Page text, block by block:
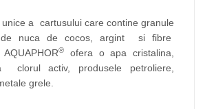
a cartusului care contine granule
nuca de cocos, argint si fibre
AQUAPHOR®
ofera o apa cristalina,
clorul activ, produsele petroliere,
grele.